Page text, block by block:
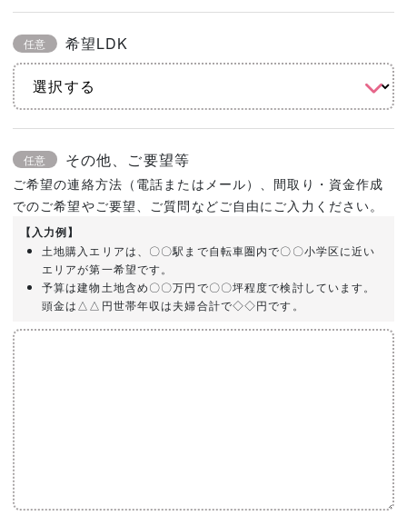
任意 希望LDK
任意 その他、ご要望等
ご希望の連絡方法（電話またはメール）、間取り・資金作成
でのご希望やご要望、ご質問などご自由にご入力ください。
【入力例】
土地購入エリアは、〇〇駅まで自転車圏内で〇〇小学区に近い
エリアが第一希望です。
予算は建物土地含め〇〇万円で〇〇坪程度で検討しています。
頭金は△△円世帯年収は夫婦合計で◇◇円です。